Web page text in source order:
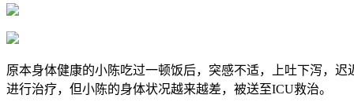
原本身体健康的小陈吃过一顿饭后，突感不适，上吐下泻，
进行治疗，但小陈的身体状况越来越差，被送至ICU救治。